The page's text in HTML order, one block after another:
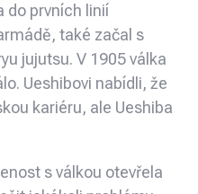
do prvních linií
také začal s
jujutsu. V 1905 válka
Ueshibovi nabídli, že
kariéru, ale Ueshiba
s válkou otevřela